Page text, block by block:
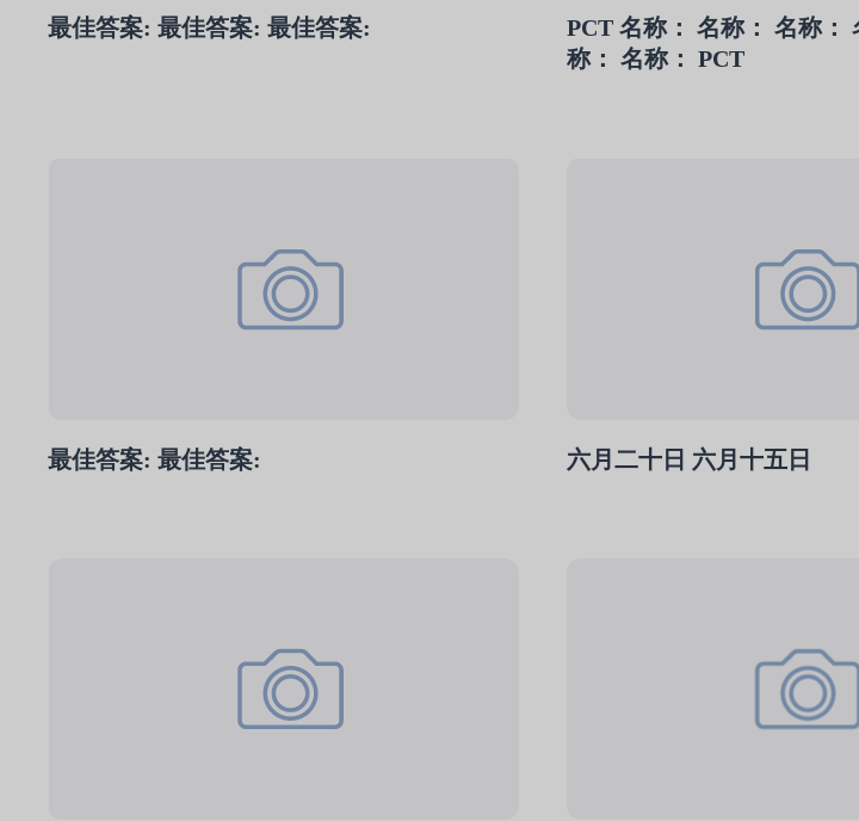
最佳答案: 最佳答案: 最佳答案:
PCT 名称： 名称： 名称：
称： 名称： PCT
最佳答案: 最佳答案: 六月二十日 六月十五日